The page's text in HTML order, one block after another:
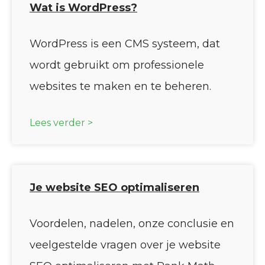
Wat is WordPress?
WordPress is een CMS systeem, dat
wordt gebruikt om professionele
websites te maken en te beheren.
Lees verder >
Je website SEO optimaliseren
Voordelen, nadelen, onze conclusie en
veelgestelde vragen over je website